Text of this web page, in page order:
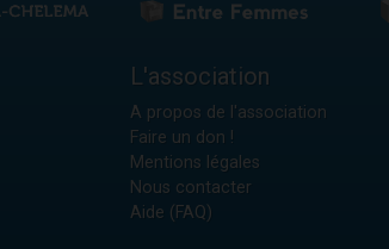
L'association
A propos de l'association
Faire un don !
Mentions légales
Nous contacter
Aide (FAQ)